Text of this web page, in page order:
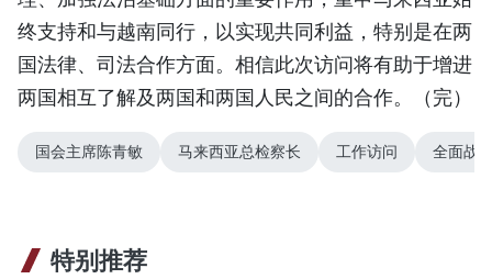
终支持和与越南同行，以实现共同利益，特别是在两
国法律、司法合作方面。相信此次访问将有助于增进
两国相互了解及两国和两国人民之间的合作。（完）
国会主席陈青敏 马来西亚总检察长 工作访问 全面战
特别推荐